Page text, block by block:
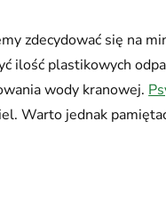
zdecydować się na
ilość plastikowych
wody kranowej.
Warto jednak